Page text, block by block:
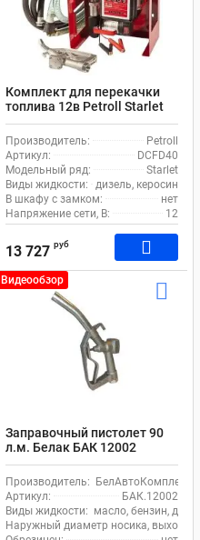
Комплект для перекачки
топлива 12в Petroll Starlet
40
Производитель:
Petroll
Артикул:
DCFD40
Модельный ряд:
Starlet
Виды жидкости:
дизель, керосин
В шкафу с замком:
нет
Напряжение сети, В:
12
13 727 руб
Видеообзор
Заправочный пистолет 90
л.м. Белак БАК 12002
ручной алюминиевый
Производитель: БелАвтоКомплект
Артикул:
БАК.12002
Виды жидкости: масло, бензин,
Наружный диаметр носика,